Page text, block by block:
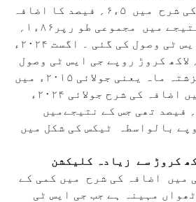
مقابلے میں اضافہ کی شرح میں ۵ء۶؍ فیصد کا اضافہ
لاکھ کروڑ روپے جی ایس ٹی وصول کی گئی ۔ اگست ۲۰۲۴ء
میں حکومت نے۷۵ء۱؍ لاکھ کروڑ روپے جی ایس ٹی وصول
کیاتھا۔ اسی طرح گزشتہ ماہ یعنی جولائی ۲۰۱۵ء میں
جی ایس ٹی وصولی میں اضافہ کی شرح جولائی ۲۰۲۴ء
کے مقابلےمیں ۷ء۶؍ فیصد تھی جس کے نتیجےمیں
روپے بالواسطہ ٹیکس کی شکل میں
میں اضافہ کی شرح میں کمی کے
مہینہ ہے جب جی ایس ٹی